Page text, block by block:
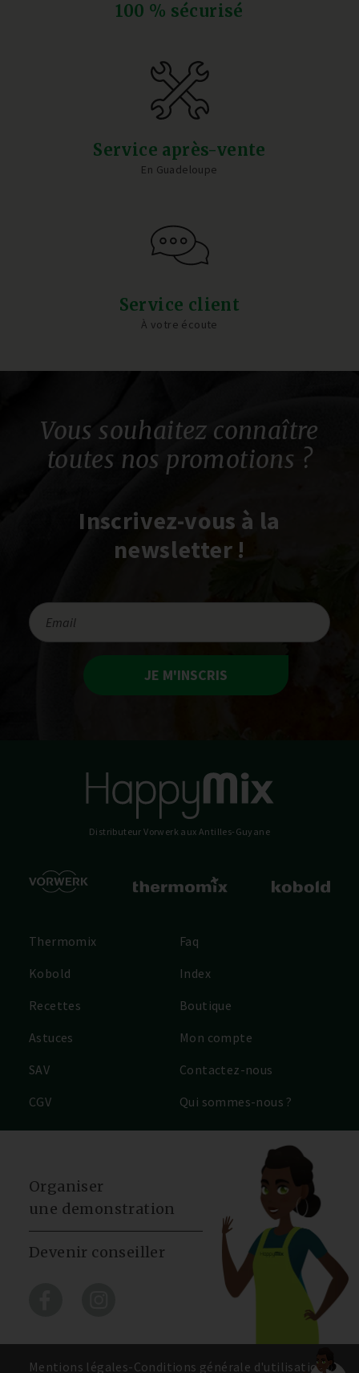
100 % sécurisé
Service après-vente
En Guadeloupe
Service client
À votre écoute
Vous souhaitez connaître
toutes nos promotions ?
Inscrivez-vous à la
newsletter !
JE M'INSCRIS
Distributeur Vorwerk aux Antilles-Guyane
Thermomix
Kobold
Recettes
Astuces
SAV
CGV
Faq
Index
Boutique
Mon compte
Contactez-nous
Qui sommes-nous ?
Organiser
une demonstration
Devenir conseiller
Mentions légales-Conditions générale d'utilisation-